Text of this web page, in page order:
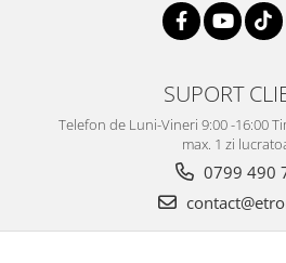
SUPORT
Telefon de Luni-Vineri 9:00 -16:00
max. 1 zi
0799 490